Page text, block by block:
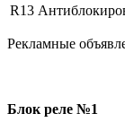
R13
Рекламные
Блок реле №1